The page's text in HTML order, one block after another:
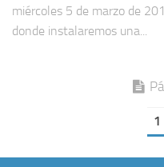
miér­co­les 5 de marzo de
donde ins­ta­la­re­mos una...
1